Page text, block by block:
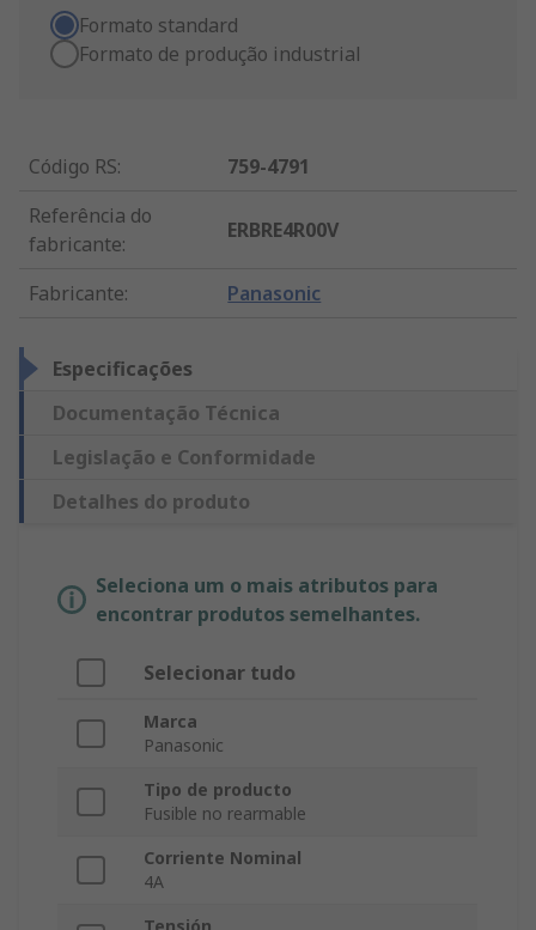
Formato standard
Formato de produção industrial
Código RS:
759-4791
Referência do
fabricante:
ERBRE4R00V
Fabricante: Panasonic
Especificações
Documentação Técnica
Legislação e Conformidade
Detalhes do produto
Seleciona um o mais atributos para
encontrar produtos semelhantes.
Selecionar tudo
Marca
Panasonic
Tipo de producto
Fusible no rearmable
Corriente Nominal
4A